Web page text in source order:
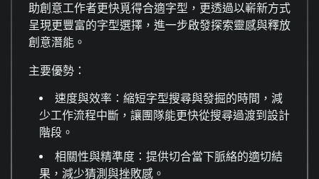
助創意工作者更快覓得合適字型，更透過以嶄新方式
呈現更豐富的字型選擇，進一步啟發探索靈感與釋放
創意潛能。
主要優勢：
速度與效率：縮短字型搜尋與發掘的時間，減
少工作流程中斷，讓團隊能更快從搜尋過渡到設計
階段。
相關性與精準度：提供切合當下脈絡的適切結
果，減少猜測與挫敗感。